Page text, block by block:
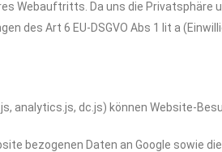
Webauftritts. Da uns die
Art 6 EU-DSGVO Abs 1 lit a
analytics.js, dc.js) können Website-
bezogenen Daten an Google sowie